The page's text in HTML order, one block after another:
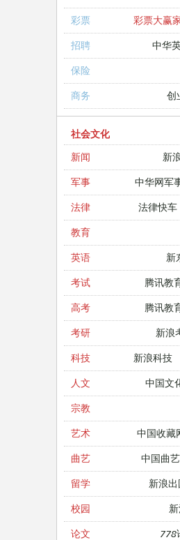
彩票 彩票大赢
招聘 中华
保险
商务 创
社会文化
新闻
新
军事 中华网军
法律 法律快车
教育
英语 新
考试 腾讯教
高考 腾讯教
考研 新浪
科技 新浪科技
人文 中国文
宗教
艺术 中国收藏
曲艺 中国曲
留学 新浪
校园
论文 778